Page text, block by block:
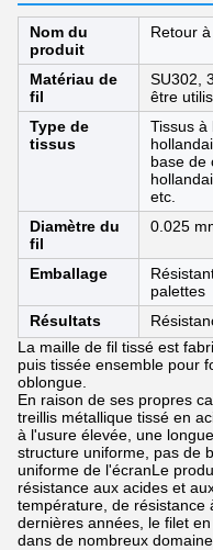
Nom du
produit
Retour
Matériau de
fil
SU302,
être
Type de
tissus
Tissus à
base de
etc.
Diamètre du
fil
0.025
Emballage
palettes
Résultats
La maille de fil tissé est
puis tissée ensemble pour
oblongue.
En raison de ses propres
treillis métallique tissé en
à l'usure élevée, une
structure uniforme, pas de
uniforme de l'écranLe
résistance aux acides et
température, de résistance
dernières années, le filet
dans de nombreux